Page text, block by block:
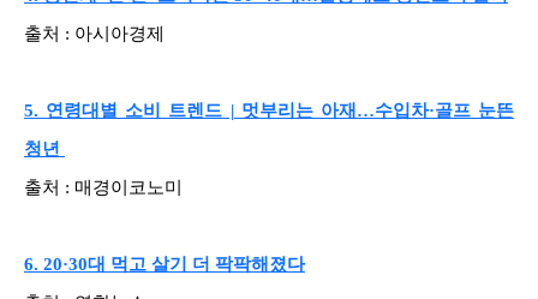
출처 : 아시아경제
5. 연령대별 소비 트렌드 | 멋부리는 아재…수입차·골프 눈뜬
청년
출처 : 매경이코노미
6. 20·30대 먹고 살기 더 팍팍해졌다